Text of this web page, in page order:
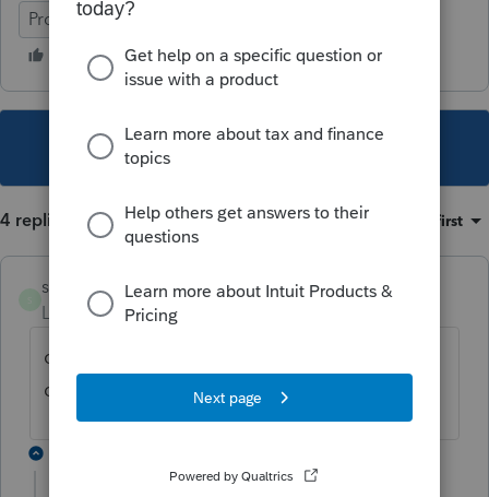
ProFile (Canada)
This topic has been closed for replies.
4 replies Sort by Oldest first
sylvielafreniere
Level 6
Forum|Forum|6 years ago
c'est quoi ? une vente d'actifs catégorie 8
dans une T2125 ? cat 10.1 ?